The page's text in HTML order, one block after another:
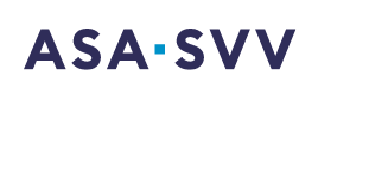
SVV Logo